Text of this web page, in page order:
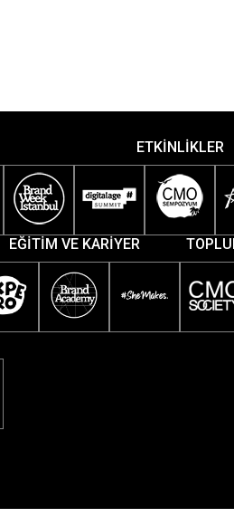
ETKİNLİKLER
EĞİTİM VE KARİYER